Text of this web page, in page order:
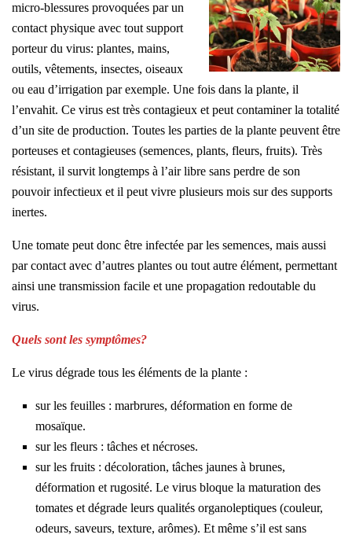
micro-blessures provoquées par un
contact physique avec tout support
porteur du virus: plantes, mains,
outils, vêtements, insectes, oiseaux
ou eau d’irrigation par exemple. Une fois dans la plante, il
l’envahit. Ce virus est très contagieux et peut contaminer la totalité
d’un site de production. Toutes les parties de la plante peuvent être
porteuses et contagieuses (semences, plants, fleurs, fruits). Très
résistant, il survit longtemps à l’air libre sans perdre de son
pouvoir infectieux et il peut vivre plusieurs mois sur des supports
inertes.
Une tomate peut donc être infectée par les semences, mais aussi
par contact avec d’autres plantes ou tout autre élément, permettant
ainsi une transmission facile et une propagation redoutable du
virus.
Quels sont les symptômes?
Le virus dégrade tous les éléments de la plante :
sur les feuilles : marbrures, déformation en forme de
mosaïque.
sur les fleurs : tâches et nécroses.
sur les fruits : décoloration, tâches jaunes à brunes,
déformation et rugosité. Le virus bloque la maturation des
tomates et dégrade leurs qualités organoleptiques (couleur,
odeurs, saveurs, texture, arômes). Et même s’il est sans